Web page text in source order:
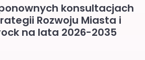
konsultacjach
Rozwoju Miasta i
na lata 2026-2035